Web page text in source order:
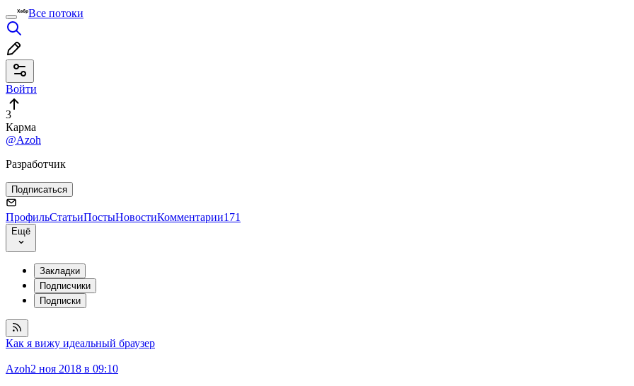
Все потоки
Войти
3
Карма
@Azoh
Разработчик
Подписаться
ПрофильСтатьиПостыНовостиКомментарии171
Ещё
Закладки
Подписчики
Подписки
Как я вижу идеальный браузер
Azoh2 ноя 2018 в 09:10